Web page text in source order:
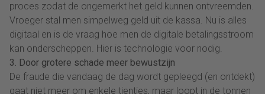
proces zodat de ongemerkt het geld kunnen ontvreemden.
Vroeger stal men simpelweg geld uit de kassa. Nu is alles
digitaal en is de vraag hoe men de digitale betalingsstroom
kan onderscheppen. Hier is technologie voor nodig.
3. Door grotere schade meer bewustzijn
De fraude die vandaag de dag wordt gepleegd (en ontdekt)
gaat niet meer om enkele tientjes, maar loopt in de tonnen